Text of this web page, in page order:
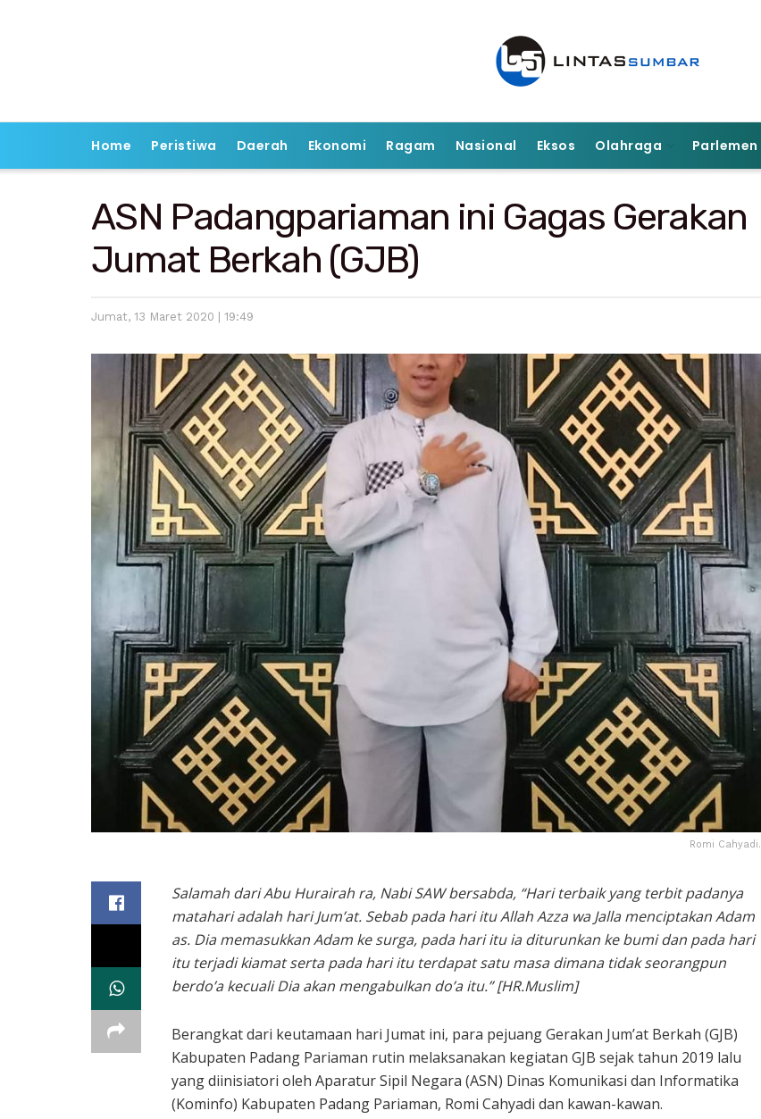
Home Peristiwa Daerah Ekonomi Ragam Nasional Eksos Olahraga Parlemen
ASN Padangpariaman ini Gagas Gerakan
Jumat Berkah (GJB)
Jumat, 13 Maret 2020 | 19:49
Romi Cahyadi.
Salamah dari Abu Hurairah ra, Nabi SAW bersabda, “Hari terbaik yang terbit padanya
matahari adalah hari Jum’at. Sebab pada hari itu Allah Azza wa Jalla menciptakan Adam
as. Dia memasukkan Adam ke surga, pada hari itu ia diturunkan ke bumi dan pada hari
itu terjadi kiamat serta pada hari itu terdapat satu masa dimana tidak seorangpun
berdo’a kecuali Dia akan mengabulkan do’a itu.” [HR.Muslim]
Berangkat dari keutamaan hari Jumat ini, para pejuang Gerakan Jum’at Berkah (GJB)
Kabupaten Padang Pariaman rutin melaksanakan kegiatan GJB sejak tahun 2019 lalu
yang diinisiatori oleh Aparatur Sipil Negara (ASN) Dinas Komunikasi dan Informatika
(Kominfo) Kabupaten Padang Pariaman, Romi Cahyadi dan kawan-kawan.